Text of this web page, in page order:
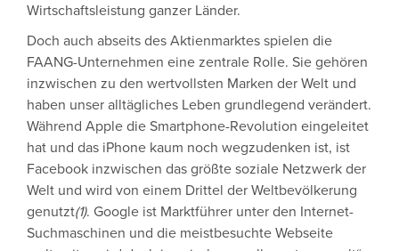
Wirtschaftsleistung ganzer Länder.
Doch auch abseits des Aktienmarktes spielen die
FAANG-Unternehmen eine zentrale Rolle. Sie gehören
inzwischen zu den wertvollsten Marken der Welt und
haben unser alltägliches Leben grundlegend verändert.
Während Apple die Smartphone-Revolution eingeleitet
hat und das iPhone kaum noch wegzudenken ist, ist
Facebook inzwischen das größte soziale Netzwerk der
Welt und wird von einem Drittel der Weltbevölkerung
genutzt(1). Google ist Marktführer unter den Internet-
Suchmaschinen und die meistbesuchte Webseite